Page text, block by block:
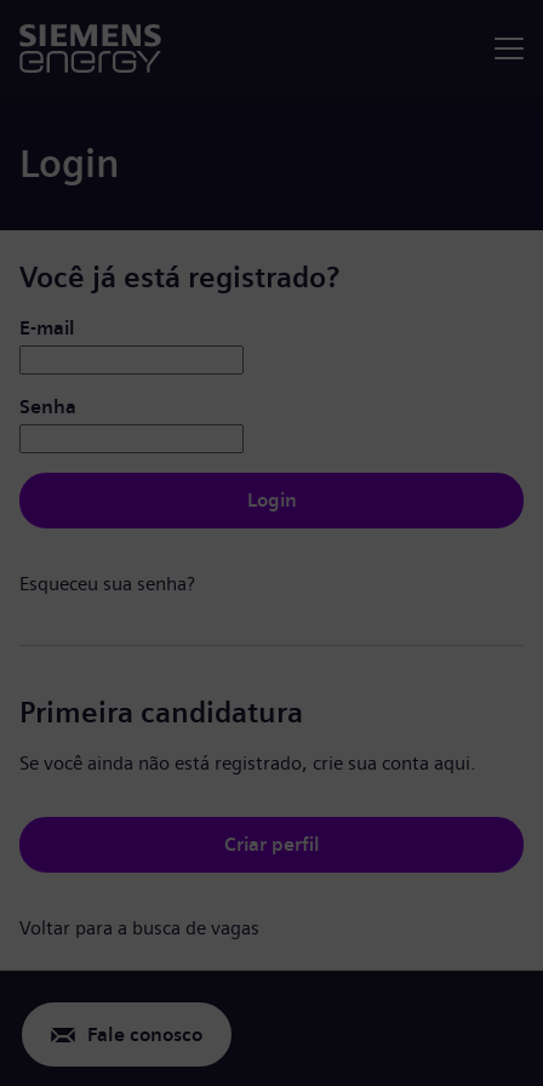
Login
Você já está registrado?
Login: usuário e senha
E-mail
Senha
Login
Esqueceu sua senha?
Primeira candidatura
Se você ainda não está registrado, crie sua conta aqui.
Criar perfil
Voltar para a busca de vagas
Fale conosco